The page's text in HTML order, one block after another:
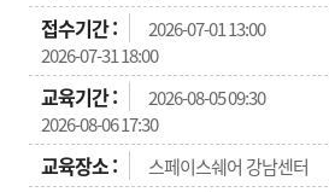
2026-07-01 13:00
2026-07-31 18:00
2026-08-05 09:30
2026-08-06 17:30
스페이스쉐어 강남센터